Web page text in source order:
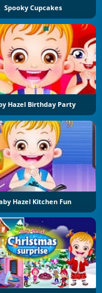
Spooky Cupcakes
Hazel Birthday Party
Hazel Kitchen Fun